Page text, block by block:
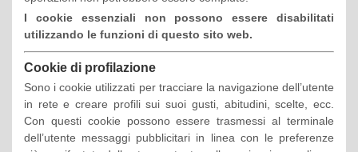
I cookie essenziali non possono essere disabilitati
utilizzando le funzioni di questo sito web.
Cookie di profilazione
Sono i cookie utilizzati per tracciare la navigazione dell’utente
in rete e creare profili sui suoi gusti, abitudini, scelte, ecc.
Con questi cookie possono essere trasmessi al terminale
dell’utente messaggi pubblicitari in linea con le preferenze